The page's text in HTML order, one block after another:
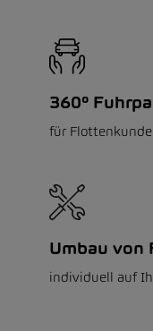
360°
für
Umbau von
individuell auf